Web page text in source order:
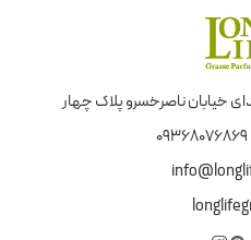
خیابان ناصرخسرو پلاک چهار